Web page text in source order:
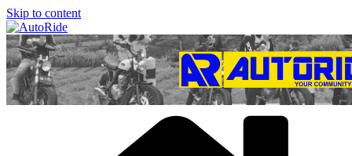
Skip to content